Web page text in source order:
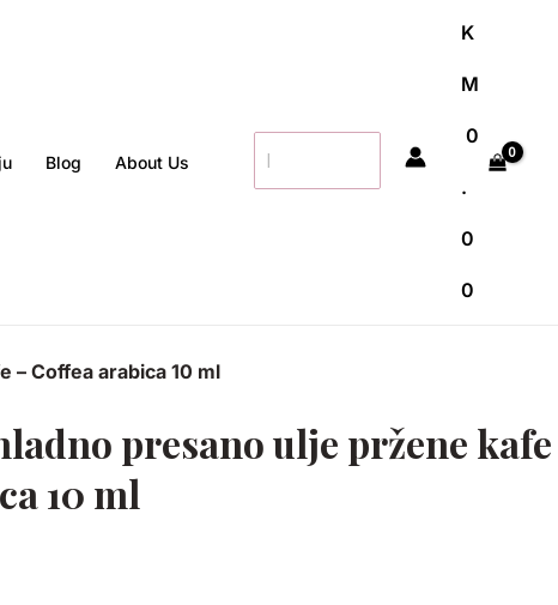
Blog About Us
for:
K
M
0
.
0
0
– Coffea arabica 10 ml
presano ulje pržene kafe
10 ml